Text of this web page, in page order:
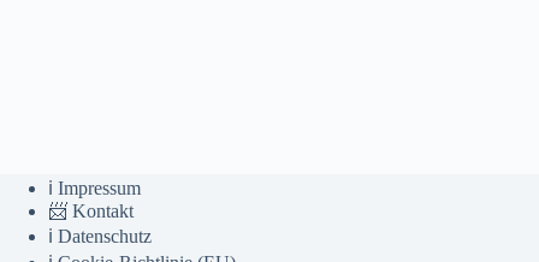
ℹ️ Impressum
📨 Kontakt
ℹ️ Datenschutz